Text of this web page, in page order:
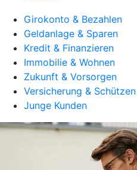
Girokonto & Bezahlen
Geldanlage & Sparen
Kredit & Finanzieren
Immobilie & Wohnen
Zukunft & Vorsorgen
Versicherung & Schützen
Junge Kunden